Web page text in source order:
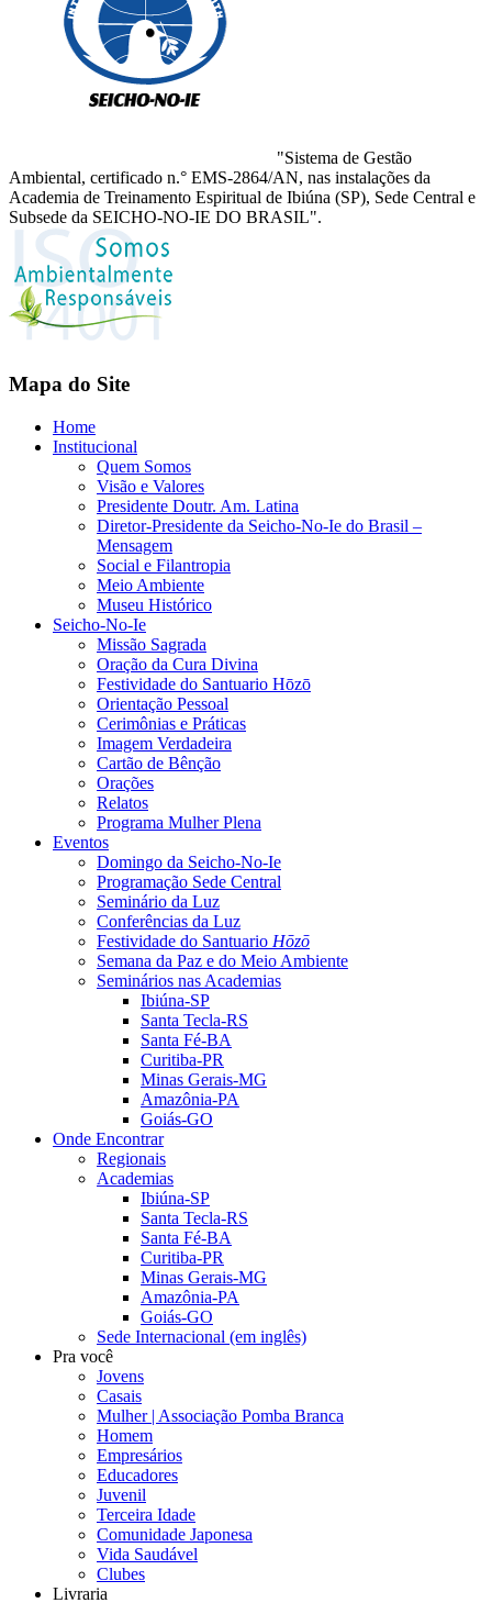
"Sistema de Gestão
Ambiental, certificado n.° EMS-2864/AN, nas instalações da
Academia de Treinamento Espiritual de Ibiúna (SP), Sede Central e
Subsede da SEICHO-NO-IE DO BRASIL".
Mapa do Site
Home
Institucional
Quem Somos
Visão e Valores
Presidente Doutr. Am. Latina
Diretor-Presidente da Seicho-No-Ie do Brasil –
Mensagem
Social e Filantropia
Meio Ambiente
Museu Histórico
Seicho-No-Ie
Missão Sagrada
Oração da Cura Divina
Festividade do Santuario Hōzō
Orientação Pessoal
Cerimônias e Práticas
Imagem Verdadeira
Cartão de Bênção
Orações
Relatos
Programa Mulher Plena
Eventos
Domingo da Seicho-No-Ie
Programação Sede Central
Seminário da Luz
Conferências da Luz
Festividade do Santuario Hōzō
Semana da Paz e do Meio Ambiente
Seminários nas Academias
Ibiúna-SP
Santa Tecla-RS
Santa Fé-BA
Curitiba-PR
Minas Gerais-MG
Amazônia-PA
Goiás-GO
Onde Encontrar
Regionais
Academias
Ibiúna-SP
Santa Tecla-RS
Santa Fé-BA
Curitiba-PR
Minas Gerais-MG
Amazônia-PA
Goiás-GO
Sede Internacional (em inglês)
Pra você
Jovens
Casais
Mulher | Associação Pomba Branca
Homem
Empresários
Educadores
Juvenil
Terceira Idade
Comunidade Japonesa
Vida Saudável
Clubes
Livraria